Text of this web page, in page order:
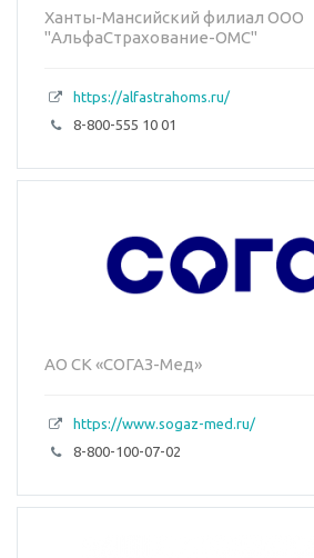
Ханты-Мансийский филиал ООО
"АльфаСтрахование-ОМС"
https://alfastrahoms.ru/
8-800-555 10 01
АО СК «СОГАЗ-Мед»
https://www.sogaz-med.ru/
8-800-100-07-02